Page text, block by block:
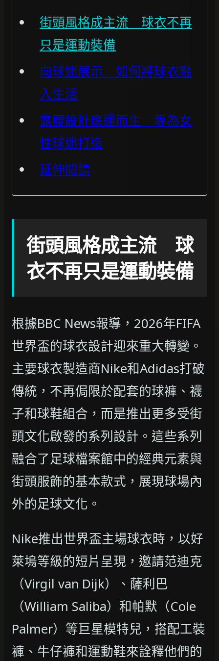
街頭風格成主流 球衣不再
只是運動裝備
向球迷展示 如何將球衣融
入生活
露腰設計應運而生 專為女
性球迷打造
延伸閱讀
街頭風格成主流 球
衣不再只是運動裝備
根據BBC News報導，2026年FIFA
世界盃的球衣設計迎來重大轉變。
主要球衣製造商Nike和Adidas打破
傳統，不再侷限於配套的球褲、襪
子和球鞋組合，而是推出更多受街
頭文化啟發的系列設計。這些系列
融合了足球檔案館中的經典元素與
街頭服飾的基本款式，展現球場內
外的足球文化。
Nike推出世界盃主場球衣時，以好
萊塢等級的短片呈現，邀請范迪克
（Virgil van Dijk）、薩利巴
（William Saliba）和帕默（Cole
Palmer）等巨星模特兒，搭配工裝
褲、牛仔褲和運動鞋來詮釋他們的